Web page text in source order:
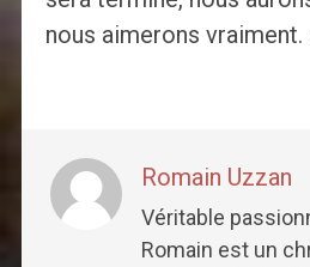
nous aimerons vraiment.
Romain Uzzan
Véritable
Romain est un